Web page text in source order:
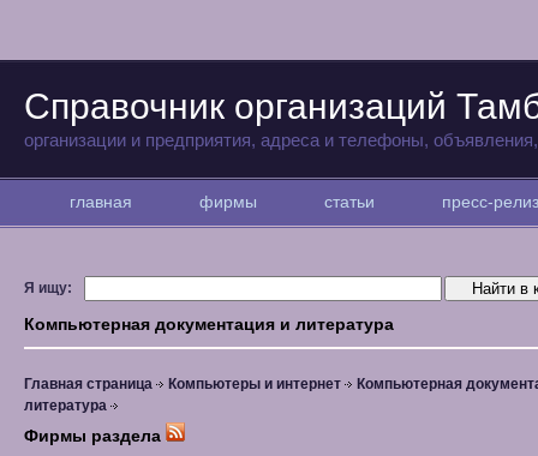
Справочник организаций
организации и предприятия, адреса и телефоны,
главная фирмы статьи пресс-
Я ищу:
Компьютерная документация и литература
Главная страница Компьютеры и интернет
Компьютерная
литература
Фирмы раздела